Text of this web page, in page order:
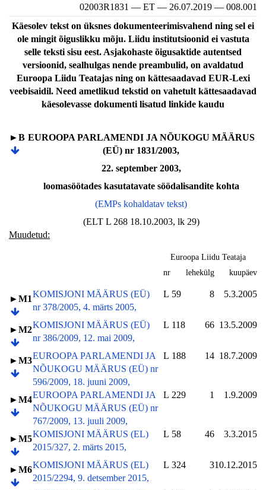
02003R1831 — ET — 26.07.2019 — 008.001
Käesolev tekst on üksnes dokumenteerimisvahend ning sel ei
ole mingit õiguslikku mõju. Liidu institutsioonid ei vastuta
selle teksti sisu eest. Asjakohaste õigusaktide autentsed
versioonid, sealhulgas nende preambulid, on avaldatud
Euroopa Liidu Teatajas ning on kättesaadavad EUR-Lexi
veebisaidil. Need ametlikud tekstid on vahetult kättesaadavad
käesolevasse dokumenti lisatud linkide kaudu
►B EUROOPA PARLAMENDI JA NÕUKOGU MÄÄRUS
(EÜ) nr 1831/2003,
22. september 2003,
loomasöötades kasutatavate söödalisandite kohta
(EMPs kohaldatav tekst)
(ELT L 268 18.10.2003, lk 29)
Muudetud:
Euroopa Liidu Teataja
nr
lehekülg kuupäev
►M1KOMISJONI MÄÄRUS (EÜ)
nr 378/2005, 4. märts 2005,
L 59 8 5.3.2005
►M2KOMISJONI MÄÄRUS (EÜ)
nr 386/2009, 12. mai 2009,
L 118 66 13.5.2009
►M3EUROOPA PARLAMENDI JA
NÕUKOGU MÄÄRUS (EÜ) nr
596/2009, 18. juuni 2009,
L 188 14 18.7.2009
►M4EUROOPA PARLAMENDI JA
NÕUKOGU MÄÄRUS (EÜ) nr
767/2009, 13. juuli 2009,
L 229 1 1.9.2009
►M5KOMISJONI MÄÄRUS (EL)
2015/327, 2. märts 2015,
L 58 46 3.3.2015
►M6KOMISJONI MÄÄRUS (EL)
2015/2294, 9. detsember 2015,
L 324 310.12.2015